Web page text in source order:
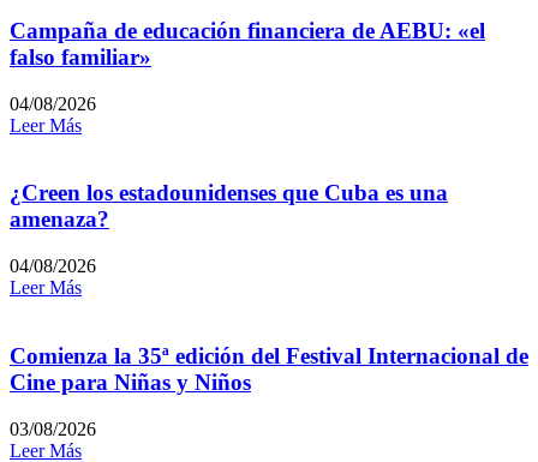
Campaña de educación financiera de AEBU: «el
falso familiar»
04/08/2026
Leer Más
¿Creen los estadounidenses que Cuba es una
amenaza?
04/08/2026
Leer Más
Comienza la 35ª edición del Festival Internacional de
Cine para Niñas y Niños
03/08/2026
Leer Más